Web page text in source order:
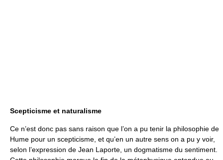
Scepticisme et naturalisme
Ce n’est donc pas sans raison que l’on a pu tenir la philosophie de
Hume pour un scepticisme, et qu’en un autre sens on a pu y voir,
selon l’expression de Jean Laporte, un dogmatisme du sentiment.